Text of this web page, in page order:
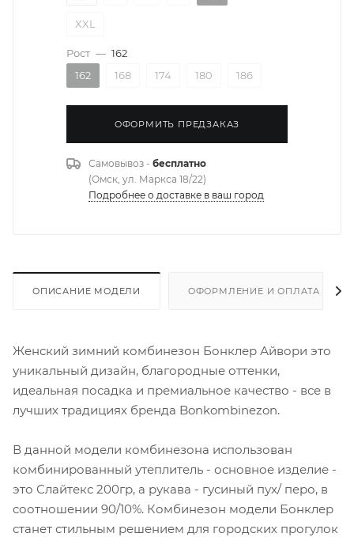
XXL
Рост — 162
162
168 174 180 186
ОФОРМИТЬ ПРЕДЗАКАЗ
Самовывоз - бесплатно
(Омск, ул. Маркса 18/22)
Подробнее о доставке в ваш город
ОПИСАНИЕ МОДЕЛИ ОФОРМЛЕНИЕ И ОПЛАТА
Женский зимний комбинезон Бонклер Айвори это
уникальный дизайн, благородные оттенки,
идеальная посадка и премиальное качество - все в
лучших традициях бренда Bonkombinezon.
В данной модели комбинезона использован
комбинированный утеплитель - основное изделие -
это Слайтекс 200гр, а рукава - гусиный пух/ перо, в
соотношении 90/10%. Комбинезон модели Бонклер
станет стильным решением для городских прогулок